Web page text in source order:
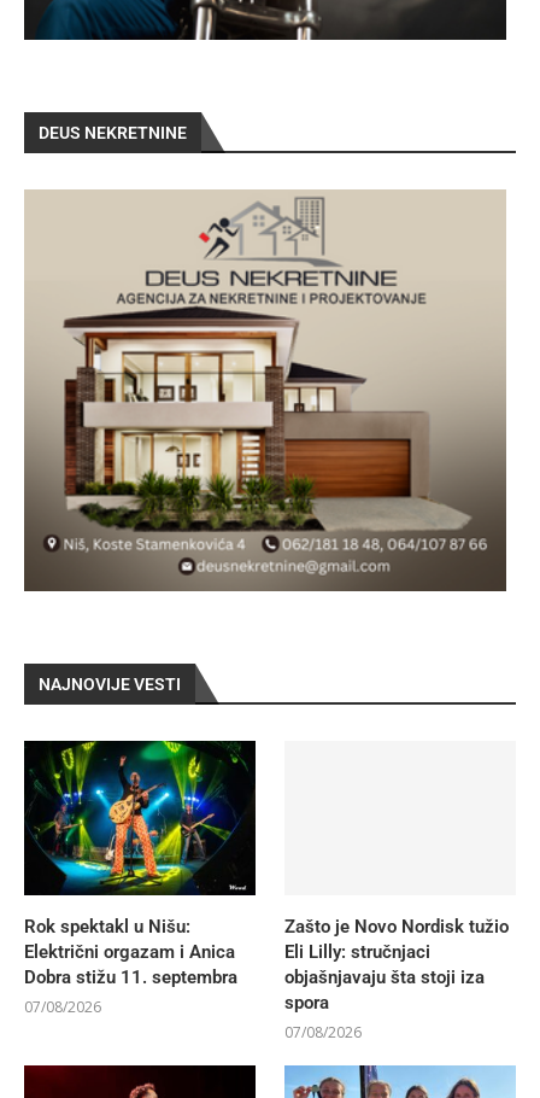
DEUS NEKRETNINE
NAJNOVIJE VESTI
Rok spektakl u Nišu:
Električni orgazam i Anica
Dobra stižu 11. septembra
07/08/2026
Zašto je Novo Nordisk tužio
Eli Lilly: stručnjaci
objašnjavaju šta stoji iza
spora
07/08/2026